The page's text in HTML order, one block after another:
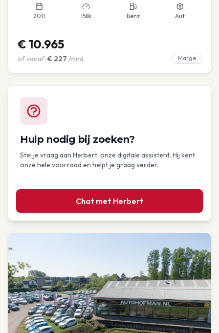
2011 158k Benz Aut
€ 10.965
of vanaf: € 227 /mnd Marge
Hulp nodig bij zoeken?
Stel je vraag aan Herbert, onze digitale assistent. Hij kent
onze hele voorraad en helpt je graag verder.
Chat met Herbert